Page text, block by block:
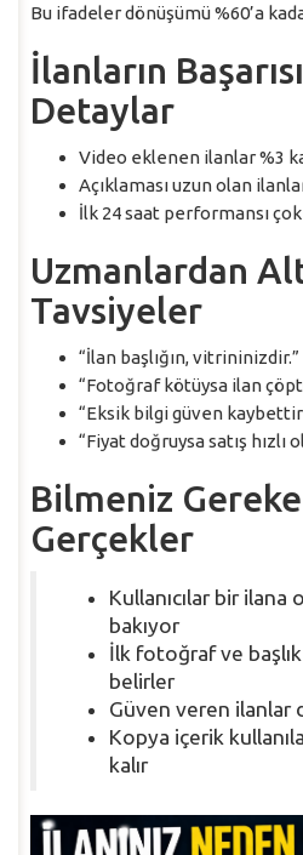
Bu ifadeler dönüşümü %60’a
İlanların
Detaylar
Video eklenen ilanlar %3
Açıklaması uzun olan
İlk 24 saat performansı
Uzmanlardan
Tavsiyeler
“İlan başlığın, vitrininizdir.”
“Fotoğraf kötüysa ilan
“Eksik bilgi güven
“Fiyat doğruysa satış hızlı
Bilmeniz
Gerçekler
Kullanıcılar bir ilana
bakıyor
İlk fotoğraf ve başlık
belirler
Güven veren ilanlar
Kopya içerik
kalır